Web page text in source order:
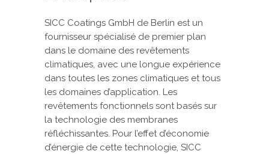
SICC Coatings GmbH de Berlin est un
fournisseur spécialisé de premier plan
dans le domaine des revêtements
climatiques, avec une longue expérience
dans toutes les zones climatiques et tous
les domaines d’application. Les
revêtements fonctionnels sont basés sur
la technologie des membranes
réfléchissantes. Pour l’effet d’économie
d’énergie de cette technologie, SICC